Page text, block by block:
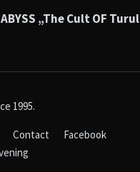
ABYSS „The Cult OF
1995.
Contact
Facebook